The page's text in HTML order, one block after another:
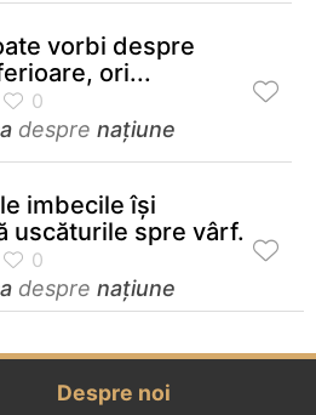
vorbi despre
ori...
despre națiune
imbecile îşi
uscăturile spre vârf.
despre națiune
Despre noi